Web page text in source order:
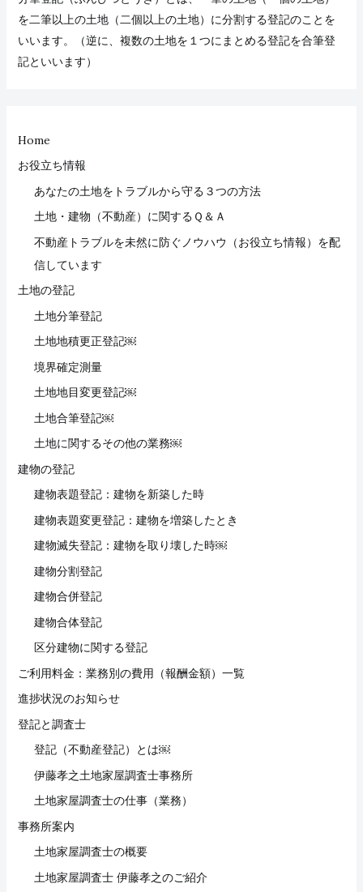
を二筆以上の土地（二個以上の土地）に分割する登記のことを
いいます。（逆に、複数の土地を１つにまとめる登記を合筆登
記といいます）
Home
お役立ち情報
あなたの土地をトラブルから守る３つの方法
土地・建物（不動産）に関するＱ＆Ａ
不動産トラブルを未然に防ぐノウハウ（お役立ち情報）を配
信しています
土地の登記
土地分筆登記
土地地積更正登記￼
境界確定測量
土地地目変更登記￼
土地合筆登記￼
土地に関するその他の業務￼
建物の登記
建物表題登記：建物を新築した時
建物表題変更登記：建物を増築したとき
建物滅失登記：建物を取り壊した時￼
建物分割登記
建物合併登記
建物合体登記
区分建物に関する登記
ご利用料金：業務別の費用（報酬金額）一覧
進捗状況のお知らせ
登記と調査士
登記（不動産登記）とは￼
伊藤孝之土地家屋調査士事務所
土地家屋調査士の仕事（業務）
事務所案内
土地家屋調査士の概要
土地家屋調査士 伊藤孝之のご紹介